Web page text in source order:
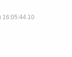
16:05:44.10